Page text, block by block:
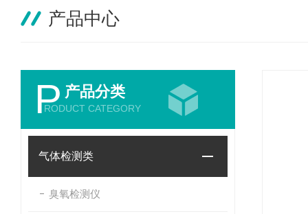
产品中心
P 产品分类
RODUCT CATEGORY
气体检测类
臭氧检测仪